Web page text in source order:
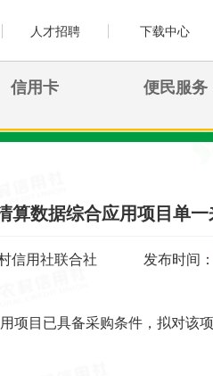
人才招聘 下载中心
信用卡 便民服务
算数据综合应用项目单
信用社联合社 发布时间
项目已具备采购条件，拟对该